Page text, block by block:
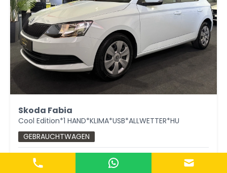
Skoda Fabia
Cool Edition*1 HAND*KLIMA*USB*ALLWETTER*HU
GEBRAUCHTWAGEN
55 kW (75 PS)